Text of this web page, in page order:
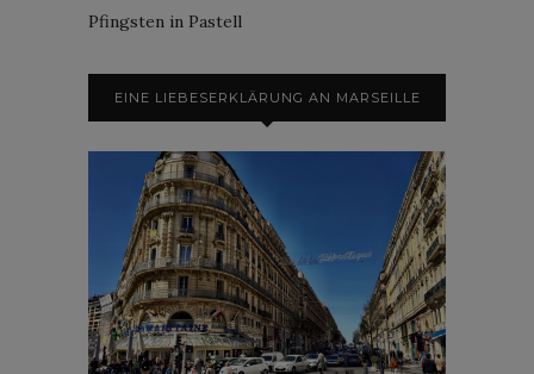
Pfingsten in Pastell
EINE LIEBESERKLÄRUNG AN MARSEILLE